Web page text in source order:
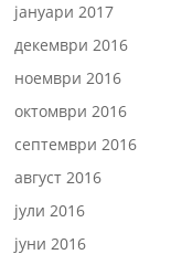
јануари 2017
декември 2016
ноември 2016
октомври 2016
септември 2016
август 2016
јули 2016
јуни 2016